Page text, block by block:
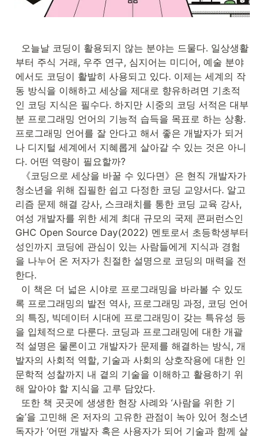
부터 주식 거래, 우주 연구, 심지어는 미디어, 예술 분야
에서도 코딩이 활발히 사용되고 있다. 이제는 세계의 작
동 방식을 이해하고 세상을 제대로 향유하려면 기초적
인 코딩 지식은 필수다. 하지만 시중의 코딩 서적은 대부
분 프로그래밍 언어의 기능적 습득을 목표로 하는 상황.
프로그래밍 언어를 잘 안다고 해서 좋은 개발자가 되거
나 디지털 세계에서 지혜롭게 살아갈 수 있는 것은 아니
다. 어떤 역량이 필요할까?
청소년을 위해 집필한 쉽고 다정한 코딩 교양서다. 알고
리즘 문제 해결 강사, 스크래치를 통한 코딩 교육 강사,
여성 개발자를 위한 세계 최대 규모의 국제 콘퍼런스인
GHC Open Source Day(2022) 멘토로서 초등학생부터
성인까지 코딩에 관심이 있는 사람들에게 지식과 경험
을 나누어 온 저자가 친절한 설명으로 코딩의 매력을 전
한다.
록 프로그래밍의 발전 역사, 프로그래밍 과정, 코딩 언어
의 특징, 빅데이터 시대에 프로그래밍이 갖는 특유성 등
을 입체적으로 다룬다. 코딩과 프로그래밍에 대한 개괄
적 설명은 물론이고 개발자가 문제를 해결하는 방식, 개
발자의 사회적 역할, 기술과 사회의 상호작용에 대한 인
문학적 성찰까지 내 곁의 기술을 이해하고 활용하기 위
해 알아야 할 지식을 고루 담았다.
술’을 고민해 온 저자의 고유한 관점이 녹아 있어 청소년
독자가 ‘어떤 개발자 혹은 사용자가 되어 기술과 함께 살